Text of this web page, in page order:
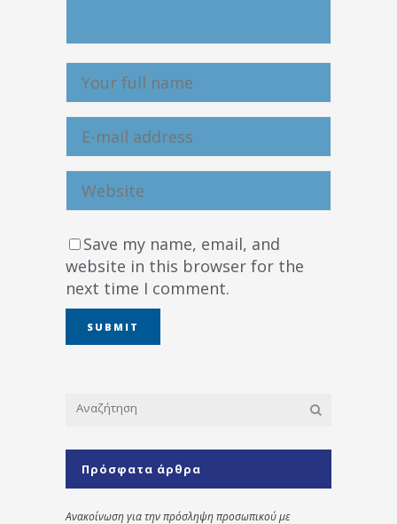
Save my name, email, and
website in this browser for the
next time I comment.
Πρόσφατα άρθρα
Ανακοίνωση για την πρόσληψη προσωπικού με